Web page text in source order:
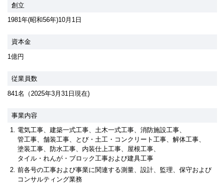
創立
1981年(昭和56年)10月1日
資本金
1億円
従業員数
841名（2025年3月31日現在)
事業内容
電気工事、建築一式工事、 土木一式工事、 消防施設工事、
管工事、 舗装工事、 とび・ 土工・ コンクリート工事、 解体工事、
塗装工事、 防水工事、 内装仕上工事、 屋根工事、
タイル・れんが・ブロック工事および建具工事
前各号の工事および事業に関連する測量、設計、監理、保守および
コンサルティング業務